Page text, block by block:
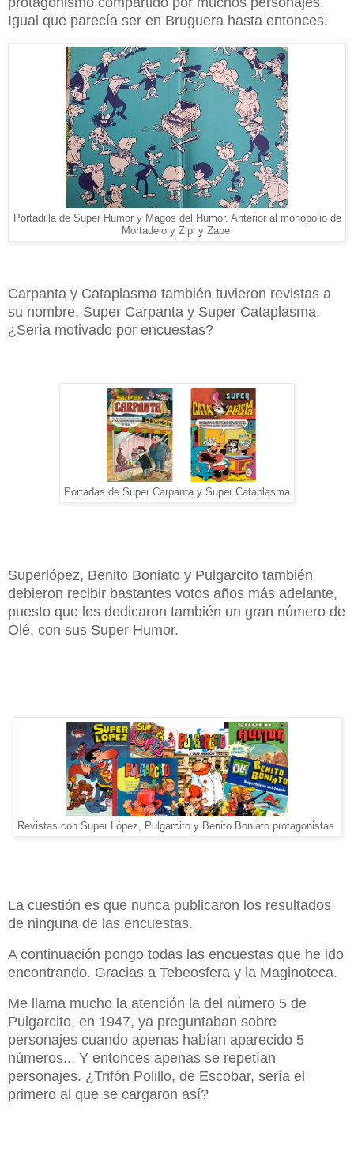
Igual que parecía ser en Bruguera hasta entonces.
Portadilla de Super Humor y Magos del Humor. Anterior al monopolio de
Mortadelo y Zipi y Zape
Carpanta y Cataplasma también tuvieron revistas a
su nombre, Super Carpanta y Super Cataplasma.
¿Sería motivado por encuestas?
Portadas de Super Carpanta y Super Cataplasma
Superlópez, Benito Boniato y Pulgarcito también
debieron recibir bastantes votos años más adelante,
puesto que les dedicaron también un gran número de
Olé, con sus Super Humor.
Revistas con Super López, Pulgarcito y Benito Boniato protagonistas
La cuestión es que nunca publicaron los resultados
de ninguna de las encuestas.
A continuación pongo todas las encuestas que he ido
encontrando. Gracias a Tebeosfera y la Maginoteca.
Me llama mucho la atención la del número 5 de
Pulgarcito, en 1947, ya preguntaban sobre
personajes cuando apenas habían aparecido 5
números... Y entonces apenas se repetían
personajes. ¿Trifón Polillo, de Escobar, sería el
primero al que se cargaron así?